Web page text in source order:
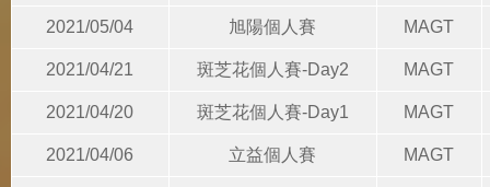
2021/05/04 旭陽個人賽 MAGT
2021/04/21 斑芝花個人賽-Day2 MAGT
2021/04/20 斑芝花個人賽-Day1 MAGT
2021/04/06 立益個人賽 MAGT